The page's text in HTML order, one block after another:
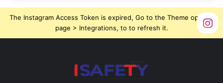
The Instagram Access Token is expired, Go to the Theme options
page > Integrations, to to refresh it.